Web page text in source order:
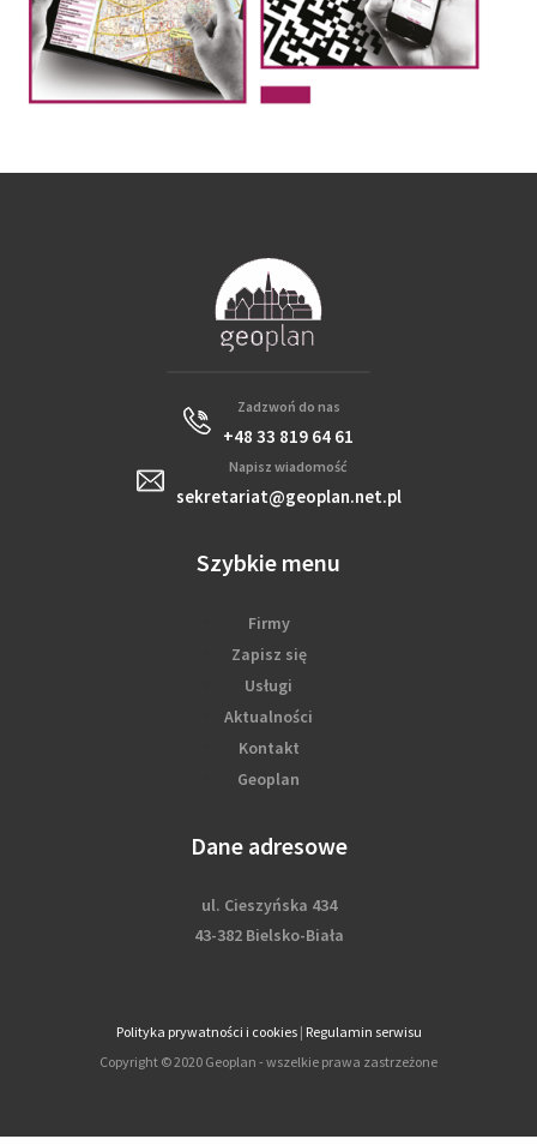
Zadzwoń do nas
+48 33 819 64 61
Napisz wiadomość
sekretariat@geoplan.net.pl
Szybkie menu
Firmy
Zapisz się
Usługi
Aktualności
Kontakt
Geoplan
Dane adresowe
ul. Cieszyńska 434
43-382 Bielsko-Biała
Polityka prywatności i cookies| Regulamin serwisu
Copyright © 2020 Geoplan - wszelkie prawa zastrzeżone